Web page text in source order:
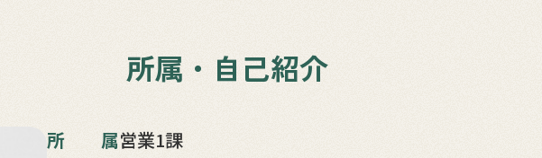
所属・自己紹介
所属営業1課